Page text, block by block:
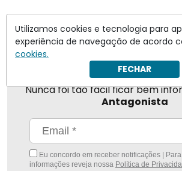
Nunca foi tão fácil ficar bem
Antagonista
Eu concordo em receber notificações |
informações reveja nossa Política de
Utilizamos cookies e tecnologia para
experiência de navegação de acordo
cookies.
FECHAR